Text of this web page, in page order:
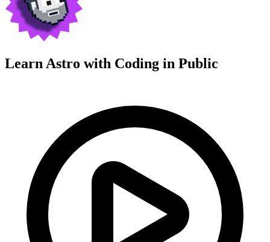
Learn Astro with Coding in Public